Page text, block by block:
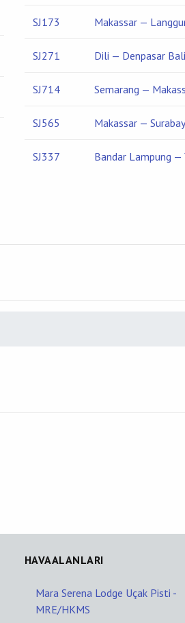
SJ173 Makassar —
SJ271 Dili — Denpasar Bali
SJ714 Semarang —
SJ565 Makassar —
SJ337 Bandar Lampung —
HAVAALANLARI
Mara Serena Lodge Uçak Pisti -
MRE/HKMS